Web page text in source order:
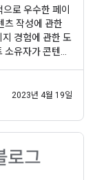
로 우수한 페이
츠 작성에 관한
경험에 관한 도
유자가 콘텐츠
2023년 4월 19일